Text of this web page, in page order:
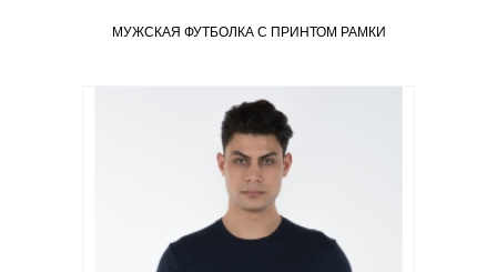
МУЖСКАЯ ФУТБОЛКА С ПРИНТОМ РАМКИ